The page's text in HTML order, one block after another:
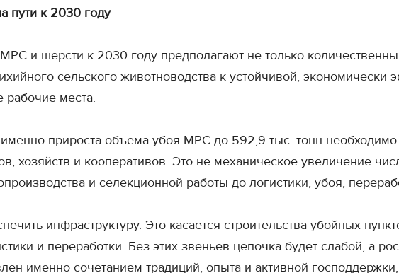
пути к 2030 году
и шерсти к 2030 году предполагают не только
сельского животноводства к устойчивой,
рабочие места.
прироста объема убоя МРС до 592,9 тыс. тонн
хозяйств и кооперативов. Это не механическое увеличение
и селекционной работы до логистики, убоя,
инфраструктуру. Это касается строительства убойных
и переработки. Без этих звеньев цепочка будет слабой, а
именно сочетанием традиций, опыта и активной